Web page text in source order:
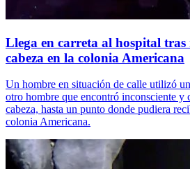
Llega en carreta al hospital tras
cabeza en la colonia Americana
Un hombre en situación de calle utilizó
otro hombre que encontró inconsciente y
cabeza, hasta un punto donde pudiera
colonia Americana.